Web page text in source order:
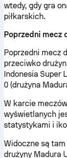
wtedy, gdy gra
piłkarskich.
Poprzedni mecz
Poprzedni mecz
przeciwko
Indonesia Super
0 (drużyna
W karcie
wyświetlanych
statystykami i
Widoczne są
drużyny Madura